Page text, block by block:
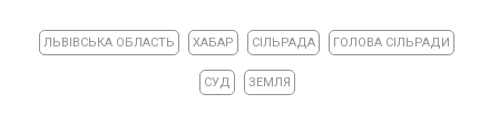
ЛЬВІВСЬКА ОБЛАСТЬ ХАБАР СІЛЬРАДА ГОЛОВА СІЛЬРАДИ
СУД ЗЕМЛЯ